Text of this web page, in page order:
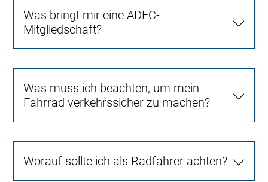
Was bringt mir eine ADFC-
Mitgliedschaft?
Was muss ich beachten, um mein
Fahrrad verkehrssicher zu machen?
Worauf sollte ich als Radfahrer achten?